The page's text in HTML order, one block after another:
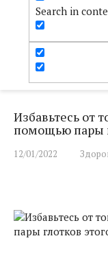
Search in
Избавьтесь от
помощью пары
12/01/2022